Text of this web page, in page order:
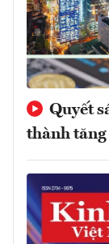
Quyết
thành